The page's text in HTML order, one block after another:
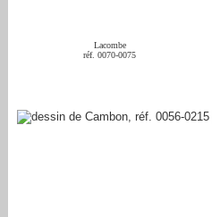
Lacombe
réf. 0070-0075